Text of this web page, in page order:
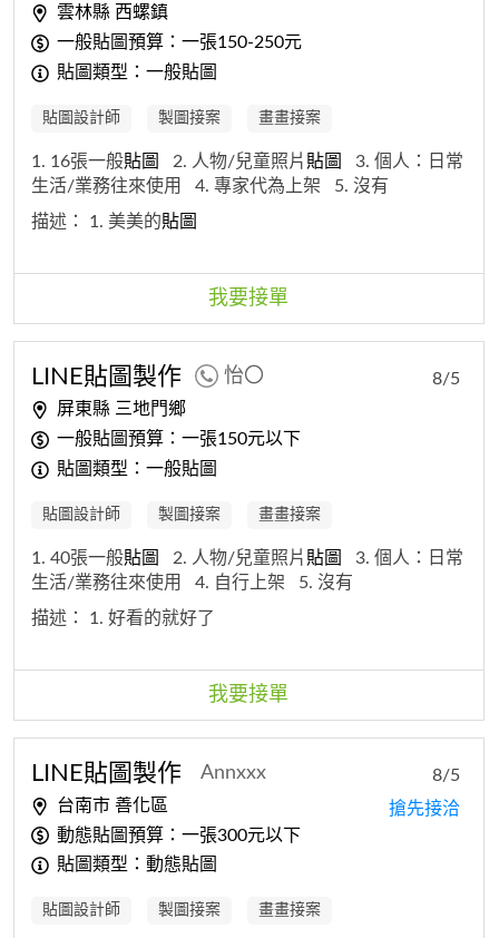
雲林縣 西螺鎮
一般貼圖預算：一張150-250元
貼圖類型：一般貼圖
貼圖設計師 製圖接案 畫畫接案
1. 16張一般貼圖 2. 人物/兒童照片 貼圖
3. 個人：日常
生活/業務往來使用
4. 專家代為上架
5. 沒有
描述： 1. 美美的貼圖
我要接單
LINE貼圖 製作 怡〇
屏東縣 三地門鄉
一般貼圖預算：一張150元以下
貼圖類型：一般貼圖
8/5
貼圖設計師 製圖接案 畫畫接案
1. 40張一般貼圖 2. 人物/兒童照片 貼圖
3. 個人：日常
生活/業務往來使用
4. 自行上架
5. 沒有
描述： 1. 好看的就好了
我要接單
LINE貼圖 製作 Annxxx
台南市 善化區
動態貼圖預算：一張300元以下
貼圖類型：動態貼圖
8/5
搶先接洽
貼圖設計師 製圖接案 畫畫接案